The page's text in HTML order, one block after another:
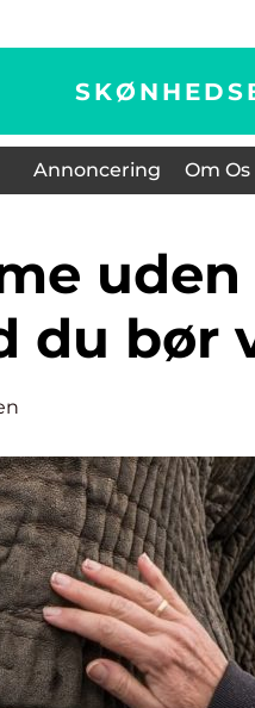
Annoncering Om Os
du bør